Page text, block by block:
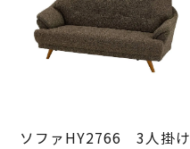
ソファHY2766 3人掛け